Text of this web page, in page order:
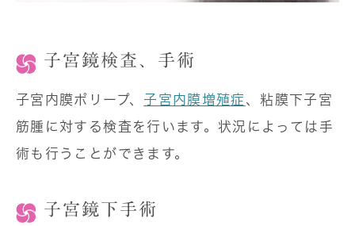
子宮鏡検査、手術
子宮内膜ポリープ、 子宮内膜増殖症 、粘膜下子宮
筋腫に対する検査を行います。状況によっては手
術も行うことができます。
子宮鏡下手術